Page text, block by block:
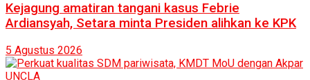
Kejagung amatiran tangani kasus Febrie
Ardiansyah, Setara minta Presiden alihkan ke KPK
5 Agustus 2026